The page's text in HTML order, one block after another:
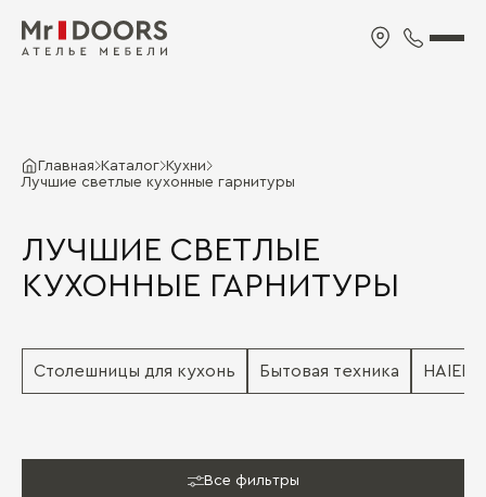
Главная Каталог Кухни
Лучшие светлые кухонные гарнитуры
ЛУЧШИЕ СВЕТЛЫЕ
КУХОННЫЕ ГАРНИТУРЫ
Столешницы для кухонь Бытовая техника HAIER
Все фильтры